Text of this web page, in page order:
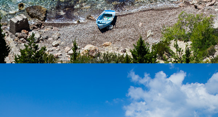
PLAŽA POL BORCIĆE
Plaža Pol Borcice nalazi se nedaleko od komiže. Našim taxi
bodom dolazak traje 5 minuta. Plaža Pol borcice idealna je za
obitelj s djecom. Bogata je hladovinom.